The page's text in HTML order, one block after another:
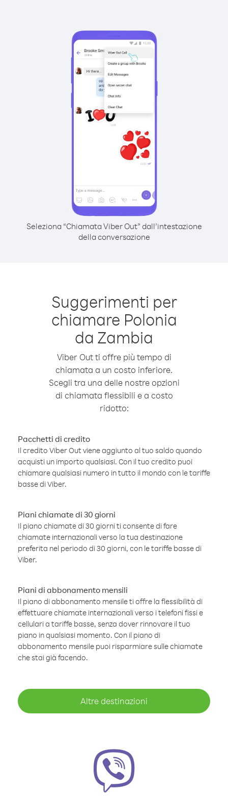
Seleziona “Chiamata Viber Out” dall’intestazione
della conversazione
Suggerimenti per
chiamare Polonia
da Zambia
Viber Out ti offre più tempo di
chiamata a un costo inferiore.
Scegli tra una delle nostre opzioni
di chiamata flessibili e a costo
ridotto:
Pacchetti di credito
Il credito Viber Out viene aggiunto al tuo saldo quando
acquisti un importo qualsiasi. Con il tuo credito puoi
chiamare qualsiasi numero in tutto il mondo con le tariffe
basse di Viber.
Piani chiamate di 30 giorni
Il piano chiamate di 30 giorni ti consente di fare
chiamate internazionali verso la tua destinazione
preferita nel periodo di 30 giorni, con le tariffe basse di
Viber.
Piani di abbonamento mensili
Il piano di abbonamento mensile ti offre la flessibilità di
effettuare chiamate internazionali verso i telefoni fissi e
cellulari a tariffe basse, senza dover rinnovare il tuo
piano in qualsiasi momento. Con il piano di
abbonamento mensile puoi risparmiare sulle chiamate
che stai già facendo.
Altre destinazioni